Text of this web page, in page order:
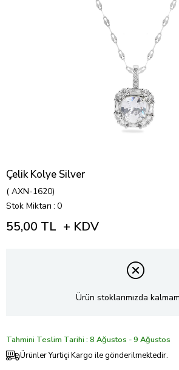
Çelik Kolye Silver
( AXN-1620)
Stok Miktarı : 0
55,00 TL + KDV
Ürün stoklarımızda
Tahmini Teslim Tarihi : 8 Ağustos - 9 Ağustos
Ürünler Yurtiçi Kargo ile gönderilmektedir.